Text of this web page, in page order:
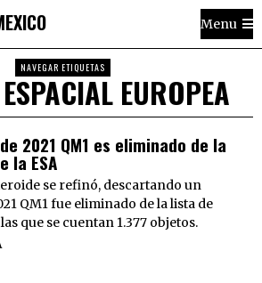
Menu
NAVEGAR ETIQUETAS
EUROPEA
2021 QM1 es eliminado de la
la ESA
se refinó, descartando un
QM1 fue eliminado de la lista de
que se cuentan 1.377 objetos.